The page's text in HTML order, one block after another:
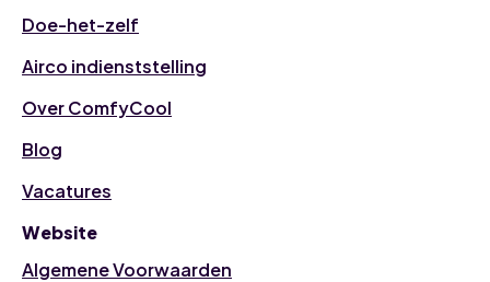
Doe-het-zelf
Airco indienststelling
Over ComfyCool
Blog
Vacatures
Website
Algemene Voorwaarden